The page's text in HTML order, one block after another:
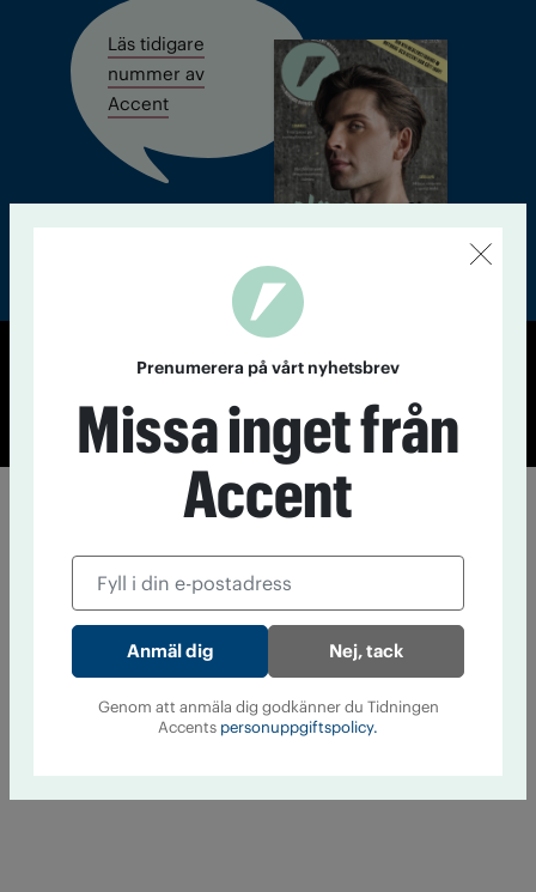
Läs tidigare
nummer av
Accent
© Tidningen Accent 2026
Cookiepolicy
Personuppgiftspolicy
Prenumerera på vårt nyhetsbrev
Missa inget från
Accent
Nej, tack
Genom att anmäla dig godkänner du Tidningen
Accents personuppgiftspolicy.